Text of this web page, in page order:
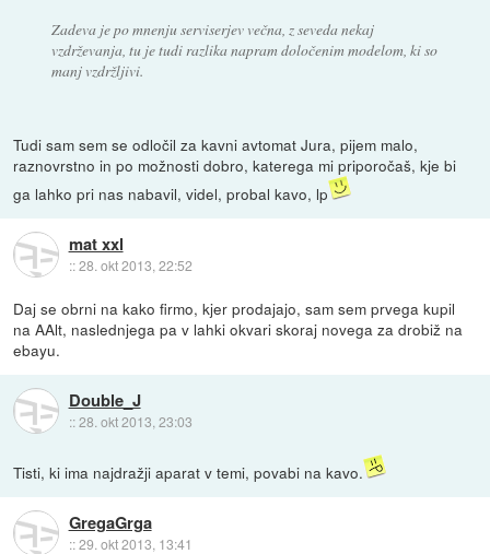
Zadeva je po mnenju serviserjev večna, z seveda nekaj
vzdrževanja, tu je tudi razlika napram določenim modelom, ki so
manj vzdržljivi.
Tudi sam sem se odločil za kavni avtomat Jura, pijem malo,
raznovrstno in po možnosti dobro, katerega mi priporočaš, kje bi
ga lahko pri nas nabavil, videl, probal kavo, lp
mat xxl
::28. okt 2013, 22:52
Daj se obrni na kako firmo, kjer prodajajo, sam sem prvega kupil
na AAlt, naslednjega pa v lahki okvari skoraj novega za drobiž na
ebayu.
Double_J
::28. okt 2013, 23:03
Tisti, ki ima najdražji aparat v temi, povabi na kavo.
GregaGrga
::29. okt 2013, 13:41